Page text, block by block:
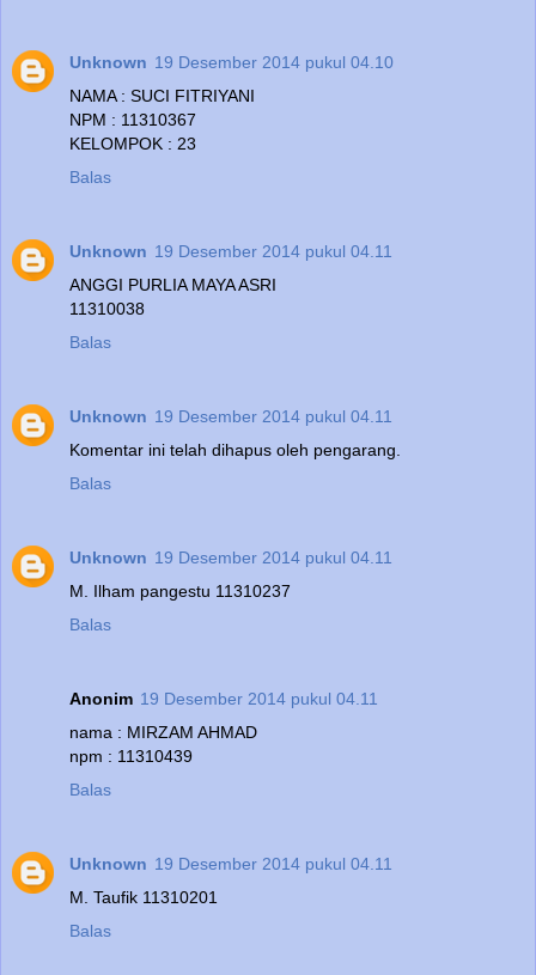
Unknown 19 Desember 2014 pukul 04.10
NAMA : SUCI FITRIYANI
NPM : 11310367
KELOMPOK : 23
Balas
Unknown 19 Desember 2014 pukul 04.11
ANGGI PURLIA MAYA ASRI
11310038
Balas
Unknown 19 Desember 2014 pukul 04.11
Komentar ini telah dihapus oleh pengarang.
Balas
Unknown 19 Desember 2014 pukul 04.11
M. Ilham pangestu 11310237
Balas
Anonim 19 Desember 2014 pukul 04.11
nama : MIRZAM AHMAD
npm : 11310439
Balas
Unknown 19 Desember 2014 pukul 04.11
M. Taufik 11310201
Balas